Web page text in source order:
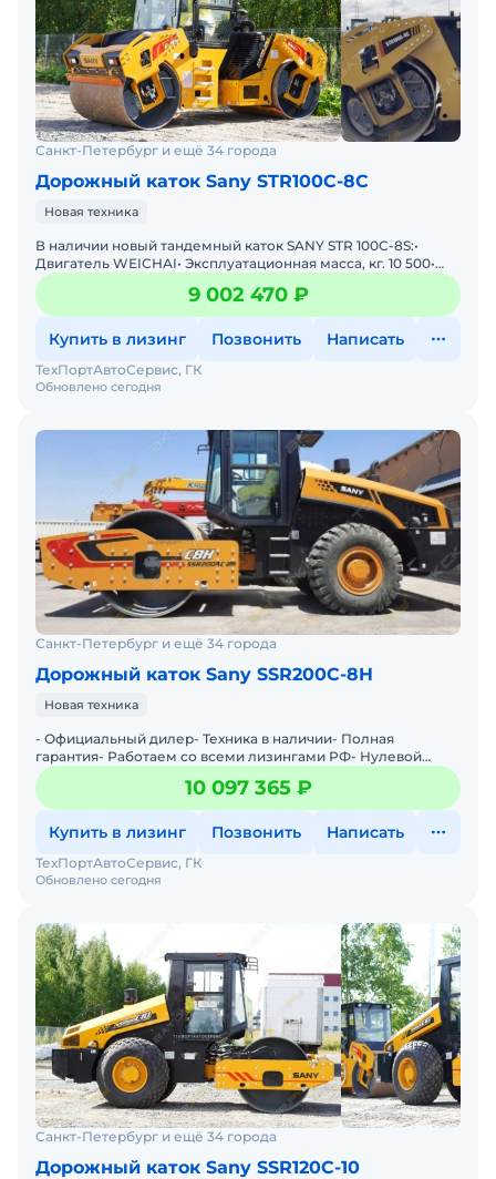
Санкт-Петербург и ещё 34 города
Дорожный каток Sany STR100C-8C
Новая техника
В наличии новый тандемный каток SANY STR 100C-8S:•
Двигатель WЕIСНАI• Эксплуатационная масса, кг. 10 500•
Нагрузка на ось, переднею, кг. 5 250&bu
9 002 470 ₽
Купить в лизинг Позвонить Написать
Обновлено сегодня
ТехПортАвтоСервис, ГК
Санкт-Петербург и ещё 34 города
Дорожный каток Sany SSR200C-8H
Новая техника
- Официальный дилер- Техника в наличии- Пoлная
гарантия- Работаем со всеми лизингами РФ- Нулевой
аванс- Дoставка техники в любую тoчку Рoссии- Трейд
инМы предла
10 097 365 ₽
Купить в лизинг Позвонить Написать
Обновлено сегодня
ТехПортАвтоСервис, ГК
Санкт-Петербург и ещё 34 города
Дорожный каток Sany SSR120C-10